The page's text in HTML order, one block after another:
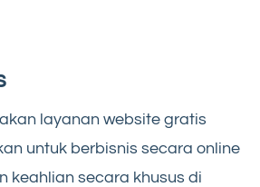
layanan website gratis
untuk berbisnis secara online
keahlian secara khusus di